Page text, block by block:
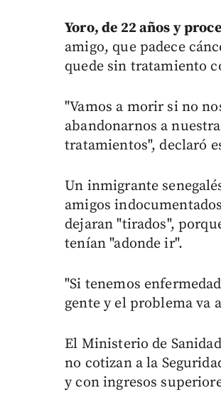
Yoro, de 22 años y
amigo, que padece
quede sin tratamiento
"Vamos a morir si no
abandonarnos a
tratamientos", declaró
Un inmigrante
amigos
dejaran "tirados",
tenían "adonde ir".
"Si tenemos
gente y el problema va
El Ministerio de
no cotizan a la
y con ingresos